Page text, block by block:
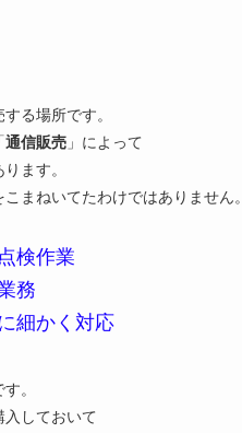
る場所です。
通信販売 」によって
ます。
まねいてたわけではありません。
検作業
務
細かく対応
す。
入しておいて